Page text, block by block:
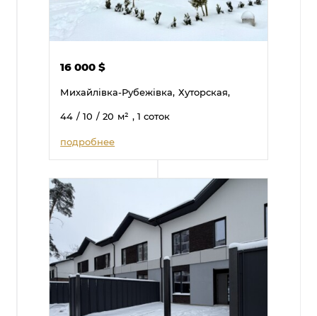
16 000$
Михайлівка-Рубежівка, Хуторская,
44 / 10 / 20 м² , 1 соток
подробнее